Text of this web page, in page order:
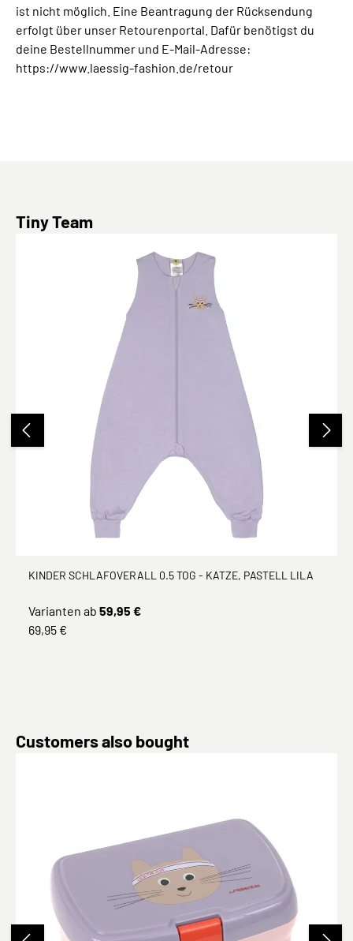
ist nicht möglich. Eine Beantragung der Rücksendung
erfolgt über unser Retourenportal. Dafür benötigst du
deine Bestellnummer und E-Mail-Adresse:
https://www.laessig-fashion.de/retour
Produktgalerie überspringen
Tiny Team
KINDER SCHLAFOVERALL 0.5 TOG - KATZE, PASTELL LILA
Varianten ab 59,95 €
69,95 €
Produktgalerie überspringen
Customers also bought